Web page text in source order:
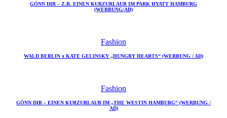
GÖNN DIR – Z.B. EINEN KURZURLAUB IM PARK HYATT HAMBURG
(WERBUNG/AD)
Fashion
WALD BERLIN x KATE GELINSKY „HUNGRY HEARTS“ (WERBUNG / AD)
Fashion
GÖNN DIR – EINEN KURZURLAUB IM „THE WESTIN HAMBURG“ (WERBUNG /
AD)